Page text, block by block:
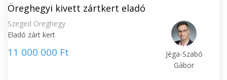
Öreghegyi kivett zártkert eladó
Szeged Öreghegy
Eladó zárt kert
11 000 000 Ft
Jéga-Szabó
Gábor